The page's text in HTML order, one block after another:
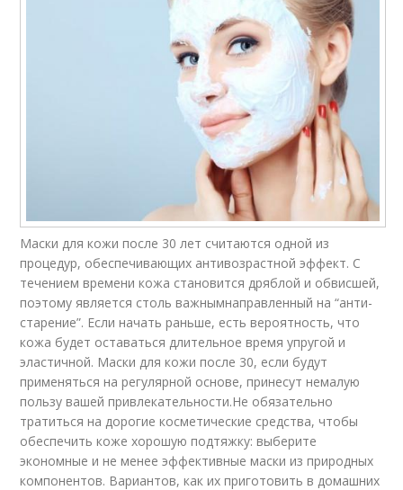
Маски для кожи после 30 лет считаются одной из
процедур, обеспечивающих антивозрастной эффект. С
течением времени кожа становится дряблой и обвисшей,
поэтому является столь важнымнаправленный на “анти-
старение”. Если начать раньше, есть вероятность, что
кожа будет оставаться длительное время упругой и
эластичной. Маски для кожи после 30, если будут
применяться на регулярной основе, принесут немалую
пользу вашей привлекательности.Не обязательно
тратиться на дорогие косметические средства, чтобы
обеспечить коже хорошую подтяжку: выберите
экономные и не менее эффективные маски из природных
компонентов. Вариантов, как их приготовить в домашних